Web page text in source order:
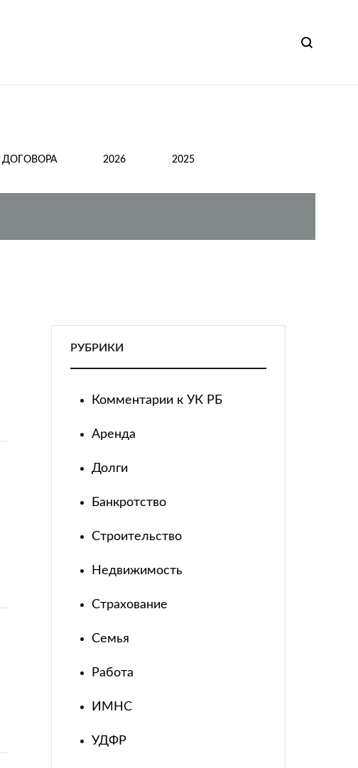
ДОГОВОРА 2026 2025
РУБРИКИ
Комментарии к УК РБ
Аренда
Долги
Банкротство
Строительство
Недвижимость
Страхование
Семья
Работа
ИМНС
УДФР